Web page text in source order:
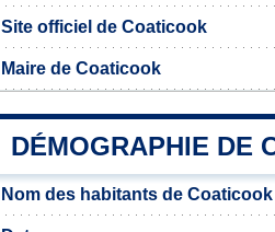
Site officiel de Coaticook
Maire de Coaticook
DÉMOGRAPHIE DE
Nom des habitants de Coaticook